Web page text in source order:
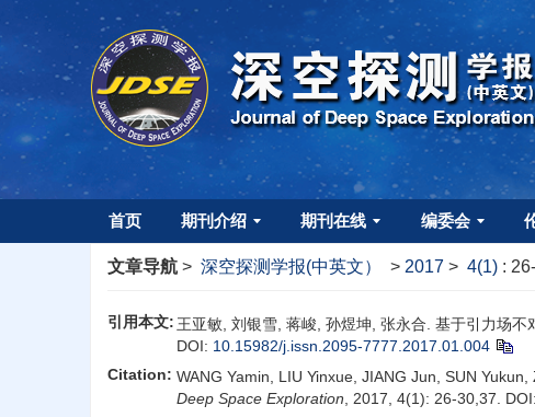
首页 期刊介绍 期刊在线 编委会
文章导航 > 深空探测学报(中英文） > 2017 > 4(1) :
引用本文: 王亚敏, 刘银雪, 蒋峻, 孙煜坤, 张永合. 基于引力场
DOI: 10.15982/j.issn.2095-7777.2017.01.004
Citation: WANG Yamin, LIU Yinxue, JIANG Jun, SUN
Deep Space Exploration , 2017, 4(1): 26-30,37. DOI: